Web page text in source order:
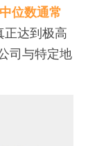
位数通常
正达到极高
司与特定地